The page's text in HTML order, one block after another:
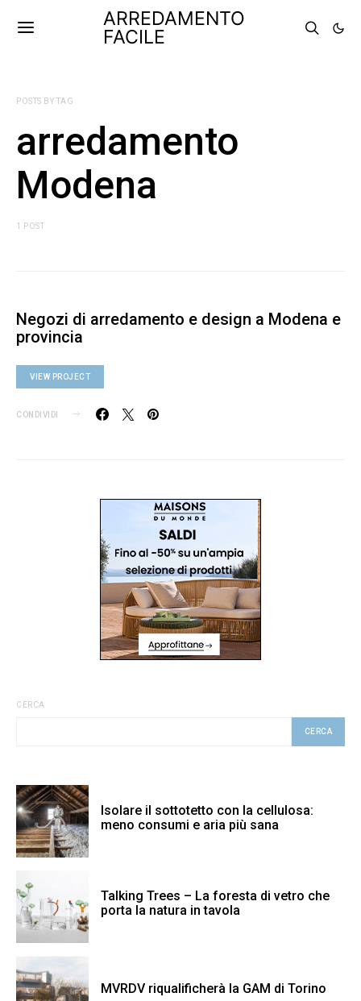
ARREDAMENTO
FACILE
POSTS BY TAG
arredamento
Modena
1 POST
Negozi di arredamento e design a Modena e
provincia
VIEW PROJECT
CONDIVIDI
CERCA
CERCA
Isolare il sottotetto con la cellulosa:
meno consumi e aria più sana
Talking Trees – La foresta di vetro che
porta la natura in tavola
MVRDV riqualificherà la GAM di Torino